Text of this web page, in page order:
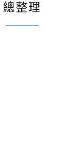
總整理